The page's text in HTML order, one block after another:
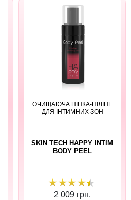
ОЧИЩАЮЧА ПІНКА-ПІЛІНГ
ДЛЯ ІНТИМНИХ ЗОН
SKIN TECH HAPPY INTIM
BODY PEEL
2 009 грн.